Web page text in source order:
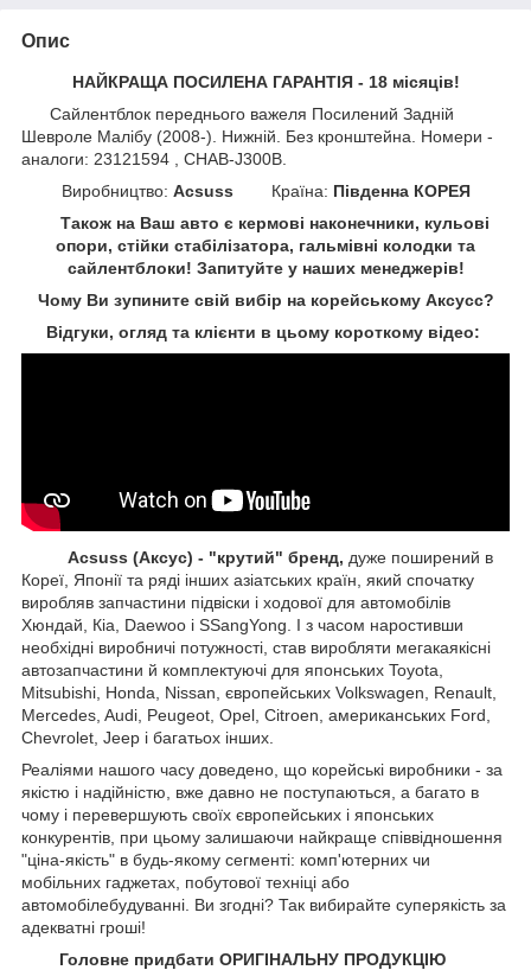
Опис
НАЙКРАЩА ПОСИЛЕНА ГАРАНТІЯ - 18 місяців!
Сайлентблок переднього важеля Посилений Задній
Шевроле Малібу (2008-). Нижній. Без кронштейна. Номери -
аналоги: 23121594 , CHAB-J300B.
Виробництво: Acsuss Країна: Південна КОРЕЯ
Також на Ваш авто є кермові наконечники, кульові
опори, стійки стабілізатора, гальмівні колодки та
сайлентблоки! Запитуйте у наших менеджерів!
Чому Ви зупините свій вибір на корейському Аксусс?
Відгуки, огляд та клієнти в цьому короткому відео:
Acsuss (Аксус) - "крутий" бренд, дуже поширений в
Кореї, Японії та ряді інших азіатських країн, який спочатку
виробляв запчастини підвіски і ходової для автомобілів
Хюндай, Кіа, Daewoo і SSangYong. І з часом наростивши
необхідні виробничі потужності, став виробляти мегакаякісні
автозапчастини й комплектуючі для японських Toyota,
Mitsubishi, Honda, Nissan, європейських Volkswagen, Renault,
Mercedes, Audi, Peugeot, Opel, Citroen, американських Ford,
Chevrolet, Jeep і багатьох інших.
Реаліями нашого часу доведено, що корейські виробники - за
якістю і надійністю, вже давно не поступаються, а багато в
чому і перевершують своїх європейських і японських
конкурентів, при цьому залишаючи найкраще співвідношення
"ціна-якість" в будь-якому сегменті: комп'ютерних чи
мобільних гаджетах, побутової техніці або
автомобілебудуванні. Ви згодні? Так вибирайте суперякість за
адекватні гроші!
Головне придбати ОРИГІНАЛЬНУ ПРОДУКЦІЮ